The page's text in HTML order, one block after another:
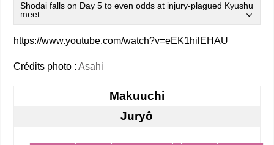
Shodai falls on Day 5 to even odds at injury-plagued Kyushu
meet
https://www.youtube.com/watch?v=eEK1hilEHAU
Crédits photo :Asahi
Makuuchi
Juryô